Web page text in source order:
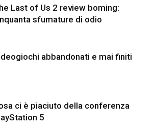
Last of Us 2 review boming:
sfumature di odio
abbandonati e mai finiti
ci è piaciuto della conferenza
5